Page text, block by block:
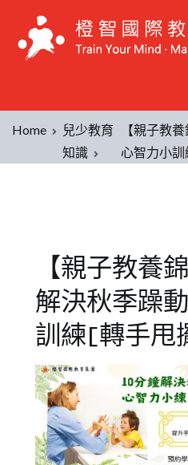
Home
兒少教育
知識
【親子教
心智力小
【親子教養
解決秋季躁
訓練[轉手甩